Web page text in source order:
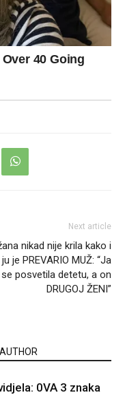
Next article
nikad nije krila kako i
je PREVARIO MUŽ: “Ja
posvetila detetu, a on
DRUGOJ ŽENI”
0VA 3 znaka